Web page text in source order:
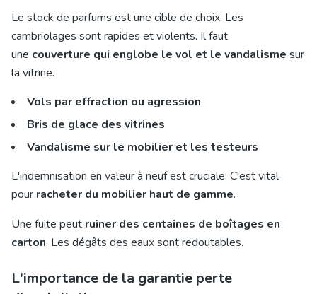
Le stock de parfums est une cible de choix. Les
cambriolages sont rapides et violents. Il faut
une couverture qui englobe le vol et le vandalisme sur
la vitrine.
Vols par effraction ou agression
Bris de glace des vitrines
Vandalisme sur le mobilier et les testeurs
L'indemnisation en valeur à neuf est cruciale. C'est vital
pour racheter du mobilier haut de gamme.
Une fuite peut ruiner des centaines de boîtages en
carton. Les dégâts des eaux sont redoutables.
L'importance de la garantie perte